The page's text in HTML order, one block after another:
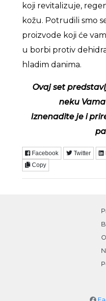
koji revitalizuje,
kožu. Potrudili smo
proizvode koji će
u borbi protiv
hladim danima.
Ovaj set
neku
Iznenadite je i
Facebook Twitter
Copy